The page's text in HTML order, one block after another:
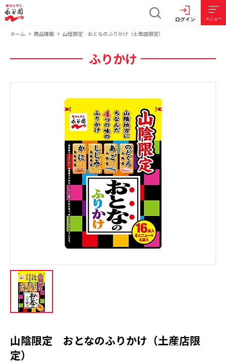
ログイン メニュー
ホーム 商品情報 山陰限定 おとなのふりかけ（土産店限定）
ふりかけ
山陰限定 おとなのふりかけ（土産店限
定）